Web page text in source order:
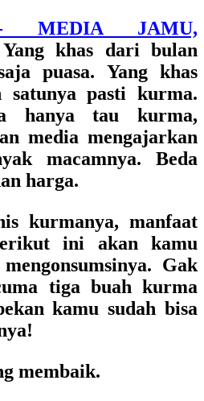
MEDIA JAMU,
Yang khas dari bulan
puasa. Yang khas
satunya pasti kurma.
hanya tau kurma,
media mengajarkan
macamnya. Beda
harga.
kurmanya, manfaat
ini akan kamu
Gak
tiga buah kurma
kamu sudah bisa
membaik.